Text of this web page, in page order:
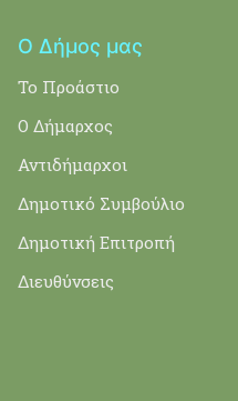
Ο Δήμος μας
Το Προάστιο
Ο Δήμαρχος
Αντιδήμαρχοι
Δημοτικό Συμβούλιο
Δημοτική Επιτροπή
Διευθύνσεις